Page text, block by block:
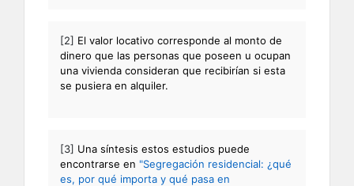
[2] El valor locativo corresponde al monto de
dinero que las personas que poseen u ocupan
una vivienda consideran que recibirían si esta
se pusiera en alquiler.
[3] Una síntesis estos estudios puede
encontrarse en "Segregación residencial: ¿qué
es, por qué importa y qué pasa en